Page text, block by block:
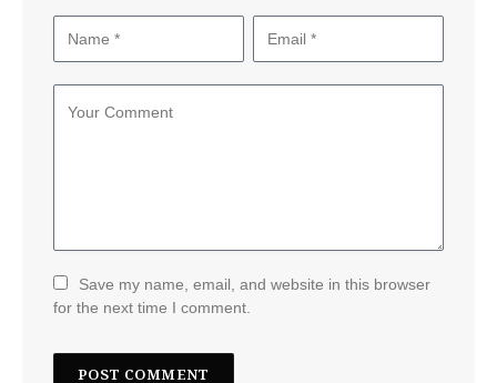
Save my name, email, and website in this browser
for the next time I comment.